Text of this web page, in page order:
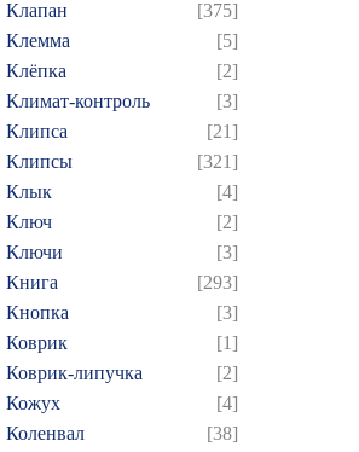
Клапан
[375]
Клемма
[5]
Клёпка
[2]
Климат-контроль
[3]
Клипса
[21]
Клипсы
[321]
Клык
[4]
Ключ
[2]
Ключи
[3]
Книга
[293]
Кнопка
[3]
Коврик
[1]
Коврик-липучка
[2]
Кожух
[4]
Коленвал
[38]